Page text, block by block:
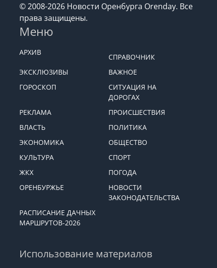
© 2008-2026 Новости Оренбурга Orenday. Все
права защищены.
Меню
АРХИВ
СПРАВОЧНИК
ЭКСКЛЮЗИВЫ
ВАЖНОЕ
ГОРОСКОП
СИТУАЦИЯ НА
ДОРОГАХ
РЕКЛАМА
ПРОИСШЕСТВИЯ
ВЛАСТЬ
ПОЛИТИКА
ЭКОНОМИКА
ОБЩЕСТВО
КУЛЬТУРА
СПОРТ
ЖКХ
ПОГОДА
ОРЕНБУРЖЬЕ
НОВОСТИ
ЗАКОНОДАТЕЛЬСТВА
РАСПИСАНИЕ ДАЧНЫХ
МАРШРУТОВ-2026
Использование материалов